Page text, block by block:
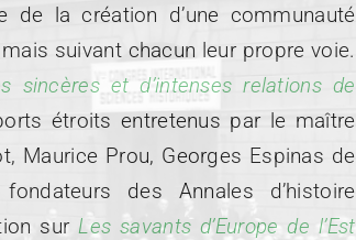
de la création d’une communauté
suivant chacun leur propre voie.
sincères et d’intenses relations de
étroits entretenus par le maître
Maurice Prou, Georges Espinas de
des Annales d’histoire
surLes savants d’Europe de l’Est